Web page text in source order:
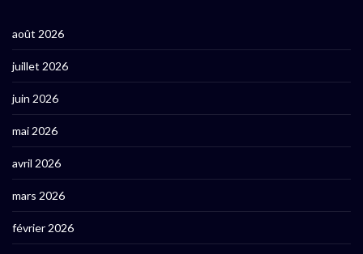
août 2026
juillet 2026
juin 2026
mai 2026
avril 2026
mars 2026
février 2026